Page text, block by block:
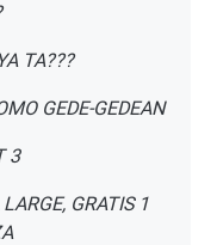
TA???
GEDE-GEDEAN
3
GRATIS 1